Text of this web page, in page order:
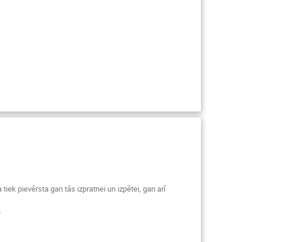
pievērsta gan tās izpratnei un izpētei, gan arī